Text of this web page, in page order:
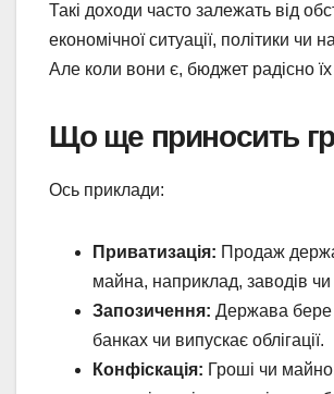
Такі доходи часто залежать від
економічної ситуації, політики чи
Але коли вони є, бюджет радісно
Що ще приносить
Ось приклади:
Приватизація: Продаж
майна, наприклад, заводів чи
Запозичення: Держава бере
банках чи випускає облігації.
Конфіскація: Гроші чи